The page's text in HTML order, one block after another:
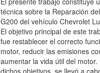
técnica sobre la Reparación
G200 del vehículo Chevrolet
El objetivo principal de este
fue restablecer el correcto
motor, reducir las emisiones
aumentar la vida útil del
dichos objetivos, se llevó a